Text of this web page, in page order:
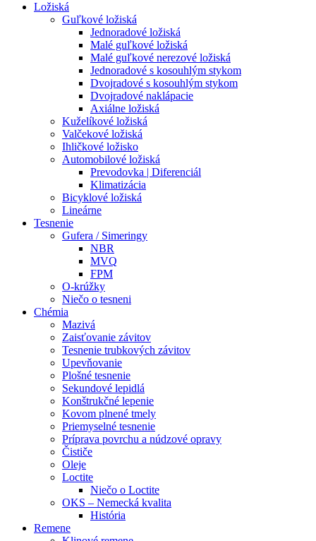
Ložiská
Guľkové ložiská
Jednoradové ložiská
Malé guľkové ložiská
Malé guľkové nerezové ložiská
Jednoradové s kosouhlým stykom
Dvojradové s kosouhlým stykom
Dvojradové naklápacie
Axiálne ložiská
Kuželíkové ložiská
Valčekové ložiská
Ihličkové ložisko
Automobilové ložiská
Prevodovka | Diferenciál
Klimatizácia
Bicyklové ložiská
Lineárne
Tesnenie
Gufera / Simeringy
NBR
MVQ
FPM
O-krúžky
Niečo o tesneni
Chémia
Mazivá
Zaisťovanie závitov
Tesnenie trubkových závitov
Upevňovanie
Plošné tesnenie
Sekundové lepidlá
Konštrukčné lepenie
Kovom plnené tmely
Priemyselné tesnenie
Príprava povrchu a núdzové opravy
Čističe
Oleje
Loctite
Niečo o Loctite
OKS – Nemecká kvalita
História
Remene